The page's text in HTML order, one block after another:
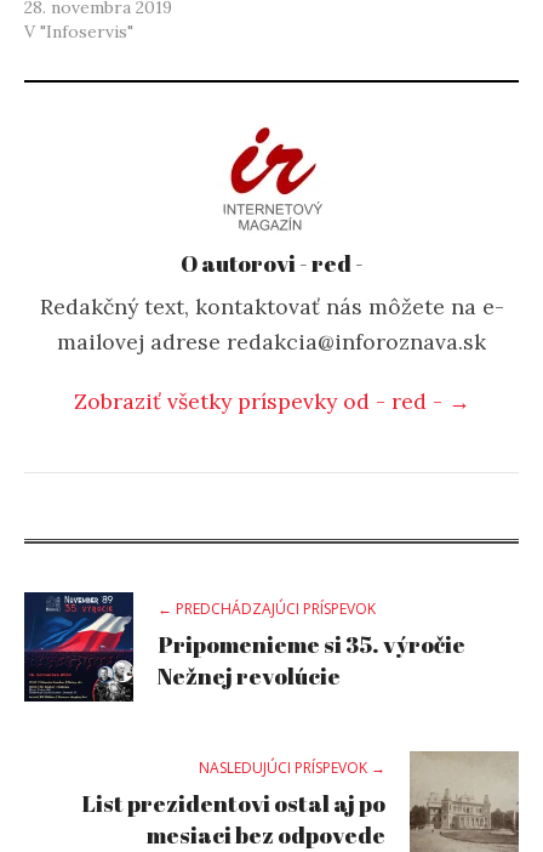
28. novembra 2019
V "Infoservis"
O autorovi - red -
Redakčný text, kontaktovať nás môžete na e-
mailovej adrese redakcia@inforoznava.sk
Zobraziť všetky príspevky od - red - →
Post
navigation
← PREDCHÁDZAJÚCI PRÍSPEVOK
Pripomenieme si 35. výročie
Nežnej revolúcie
NASLEDUJÚCI PRÍSPEVOK →
List prezidentovi ostal aj po
mesiaci bez odpovede